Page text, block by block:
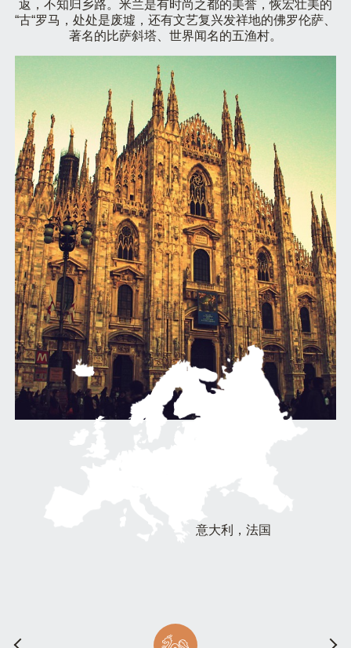
返，不知归乡路。米兰是有时尚之都的美誉，恢宏壮美的
“古“罗马，处处是废墟，还有文艺复兴发祥地的佛罗伦萨、
著名的比萨斜塔、世界闻名的五渔村。
意大利，法国